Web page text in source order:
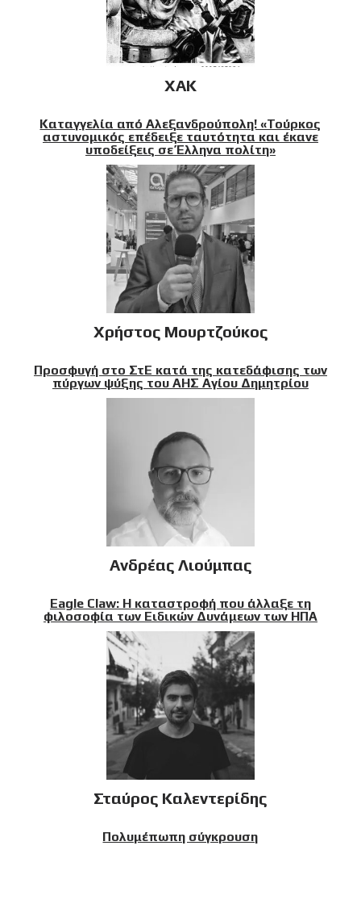
XAK
Καταγγελία από Αλεξανδρούπολη! «Τούρκος
αστυνομικός επέδειξε ταυτότητα και έκανε
υποδείξεις σε Έλληνα πολίτη»
Χρήστος Μουρτζούκος
Προσφυγή στο ΣτΕ κατά της κατεδάφισης των
πύργων ψύξης του ΑΗΣ Αγίου Δημητρίου
Ανδρέας Λιούμπας
Eagle Claw: Η καταστροφή που άλλαξε τη
φιλοσοφία των Ειδικών Δυνάμεων των ΗΠΑ
Σταύρος Καλεντερίδης
Πολυμέπωπη σύγκρουση